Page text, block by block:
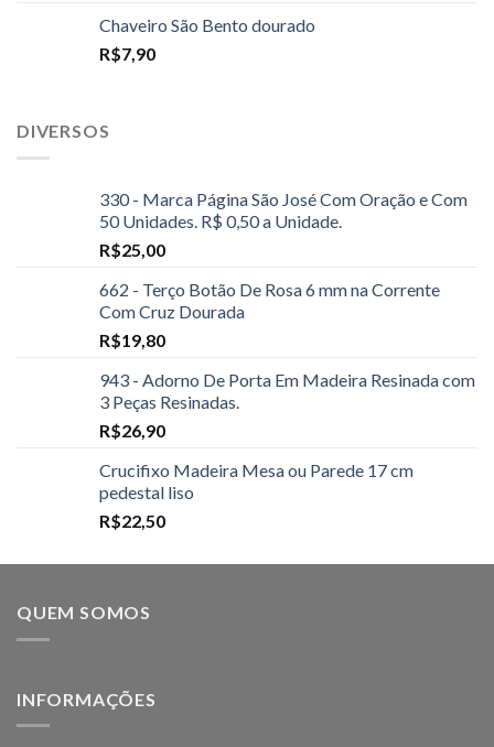
Chaveiro São Bento dourado
R$7,90
DIVERSOS
330 - Marca Página São José Com Oração e Com
50 Unidades. R$ 0,50 a Unidade.
R$25,00
662 - Terço Botão De Rosa 6 mm na Corrente
Com Cruz Dourada
R$19,80
943 - Adorno De Porta Em Madeira Resinada com
3 Peças Resinadas.
R$26,90
Crucifixo Madeira Mesa ou Parede 17 cm
pedestal liso
R$22,50
QUEM SOMOS
INFORMAÇÕES